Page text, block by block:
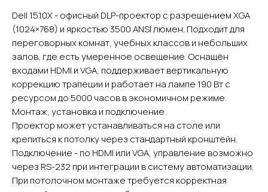
Dell 1510X - офисный DLP-проектор с разрешением XGA
(1024×768) и яркостью 3500 ANSI люмен. Подходит для
переговорных комнат, учебных классов и небольших
залов, где есть умеренное освещение. Оснащён
входами HDMI и VGA, поддерживает вертикальную
коррекцию трапеции и работает на лампе 190 Вт с
ресурсом до 5000 часов в экономичном режиме.
Монтаж, установка и подключение
Проектор может устанавливаться на столе или
крепиться к потолку через стандартный кронштейн.
Подключение - по HDMI или VGA, управление возможно
через RS-232 при интеграции в систему автоматизации.
При потолочном монтаже требуется корректная